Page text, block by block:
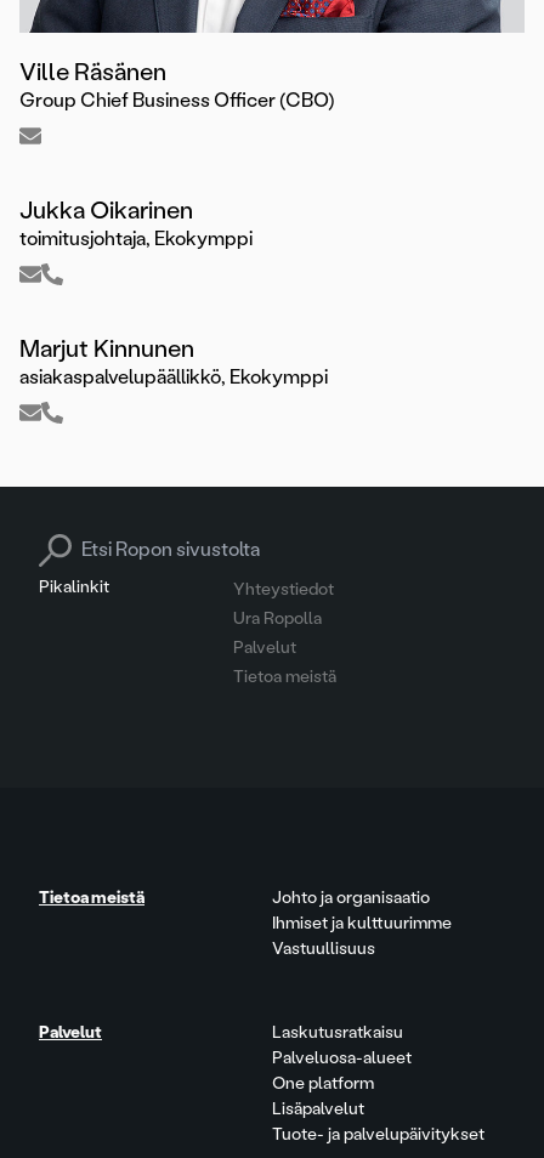
Ville Räsänen
Group Chief Business Officer (CBO)
Jukka Oikarinen
toimitusjohtaja, Ekokymppi
Marjut Kinnunen
asiakaspalvelupäällikkö, Ekokymppi
Pikalinkit
Yhteystiedot
Ura Ropolla
Palvelut
Tietoa meistä
Search for:
Tietoa meistä
Johto ja organisaatio
Ihmiset ja kulttuurimme
Vastuullisuus
Palvelut
Laskutusratkaisu
Palveluosa-alueet
One platform
Lisäpalvelut
Tuote- ja palvelupäivitykset